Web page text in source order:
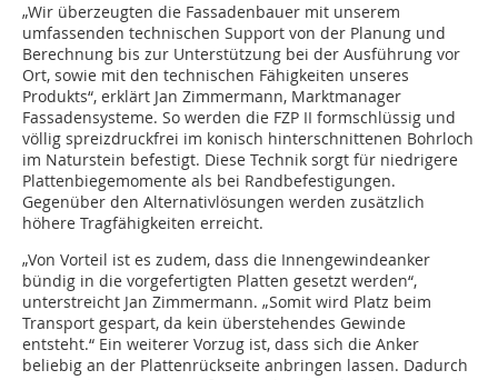
„Wir überzeugten die Fassadenbauer mit unserem
umfassenden technischen Support von der Planung und
Berechnung bis zur Unterstützung bei der Ausführung vor
Ort, sowie mit den technischen Fähigkeiten unseres
Produkts“, erklärt Jan Zimmermann, Marktmanager
Fassadensysteme. So werden die FZP II formschlüssig und
völlig spreizdruckfrei im konisch hinterschnittenen Bohrloch
im Naturstein befestigt. Diese Technik sorgt für niedrigere
Plattenbiegemomente als bei Randbefestigungen.
Gegenüber den Alternativlösungen werden zusätzlich
höhere Tragfähigkeiten erreicht.
„Von Vorteil ist es zudem, dass die Innengewindeanker
bündig in die vorgefertigten Platten gesetzt werden“,
unterstreicht Jan Zimmermann. „Somit wird Platz beim
Transport gespart, da kein überstehendes Gewinde
entsteht.“ Ein weiterer Vorzug ist, dass sich die Anker
beliebig an der Plattenrückseite anbringen lassen. Dadurch